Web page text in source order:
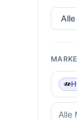
Alle
Alle